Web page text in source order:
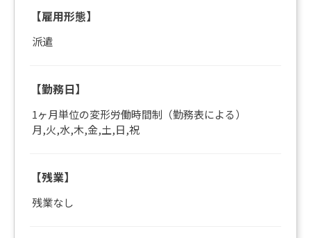
【雇用形態】
派遣
【勤務日】
1ヶ月単位の変形労働時間制（勤務表による）
月,火,水,木,金,土,日,祝
【残業】
残業なし